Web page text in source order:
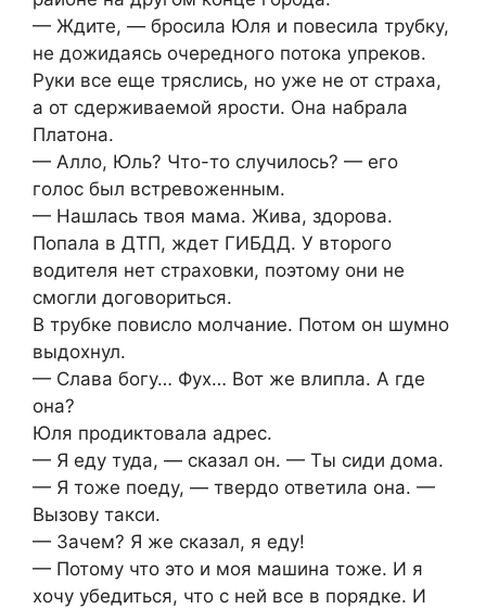
— Ждите, — бросила Юля и повесила трубку,
не дожидаясь очередного потока упреков.
Руки все еще тряслись, но уже не от страха,
а от сдерживаемой ярости. Она набрала
Платона.
— Алло, Юль? Что-то случилось? — его
голос был встревоженным.
— Нашлась твоя мама. Жива, здорова.
Попала в ДТП, ждет ГИБДД. У второго
водителя нет страховки, поэтому они не
смогли договориться.
В трубке повисло молчание. Потом он шумно
выдохнул.
— Слава богу… Фух… Вот же влипла. А где
она?
Юля продиктовала адрес.
— Я еду туда, — сказал он. — Ты сиди дома.
— Я тоже поеду, — твердо ответила она. —
Вызову такси.
— Зачем? Я же сказал, я еду!
— Потому что это и моя машина тоже. И я
хочу убедиться, что с ней все в порядке. И